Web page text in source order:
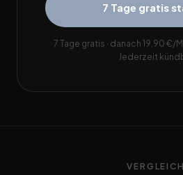
7 Tage gratis
7 Tage gratis · danach 19,90 €/
Jederzeit
VERGLEICH